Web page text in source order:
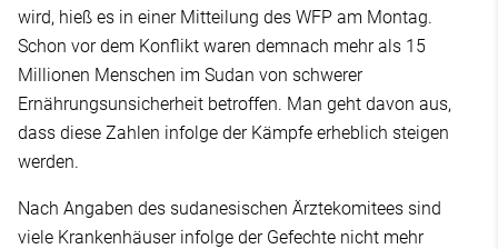
wird, hieß es in einer Mitteilung des WFP am Montag.
Schon vor dem Konflikt waren demnach mehr als 15
Millionen Menschen im Sudan von schwerer
Ernährungsunsicherheit betroffen. Man geht davon aus,
dass diese Zahlen infolge der Kämpfe erheblich steigen
werden.
Nach Angaben des sudanesischen Ärztekomitees sind
viele Krankenhäuser infolge der Gefechte nicht mehr